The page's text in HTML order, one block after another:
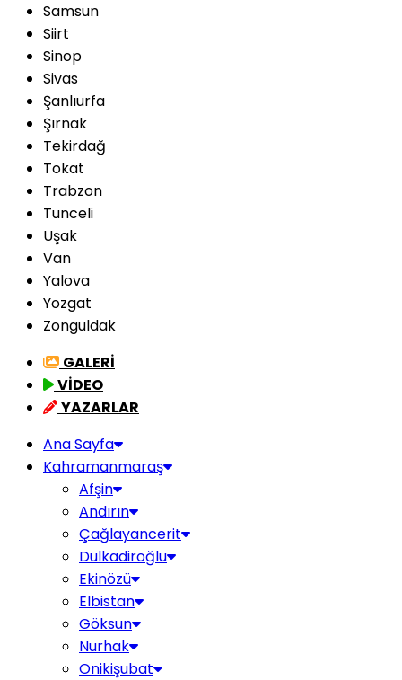
Samsun
Siirt
Sinop
Sivas
Şanlıurfa
Şırnak
Tekirdağ
Tokat
Trabzon
Tunceli
Uşak
Van
Yalova
Yozgat
Zonguldak
GALERİ
VİDEO
YAZARLAR
Ana Sayfa
Kahramanmaraş
Afşin
Andırın
Çağlayancerit
Dulkadiroğlu
Ekinözü
Elbistan
Göksun
Nurhak
Onikişubat